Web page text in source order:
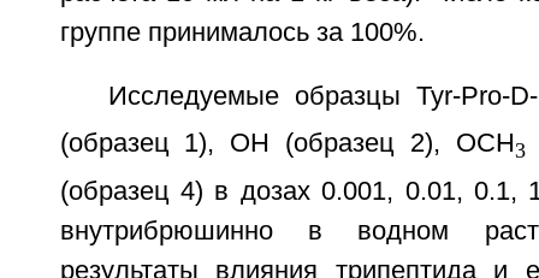
группе принималось за 100%.
Исследуемые образцы Tyr-Pro-
(образец 1), ОН (образец 2), ОСН3
(образец 4) в дозах 0.001, 0.01, 0.1,
внутрибрюшинно в водном
результаты влияния трипептида и